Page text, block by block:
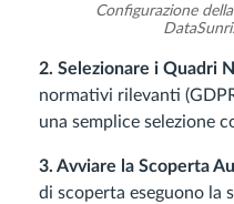
Configurazione
2. Selezionare i Quadri
normativi rilevanti
una semplice selezione
3. Avviare la Scoperta
di scoperta eseguono la